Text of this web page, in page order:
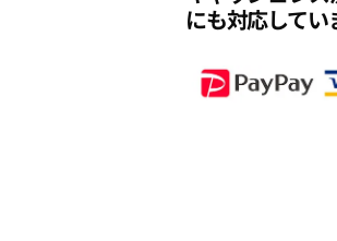
にも対応してい